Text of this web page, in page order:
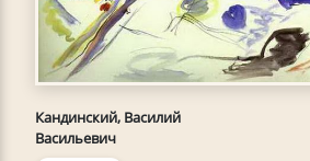
Кандинский, Василий
Васильевич